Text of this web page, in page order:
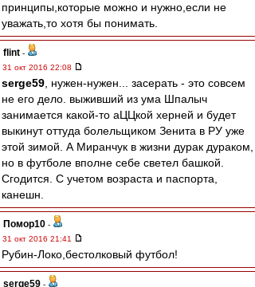
принципы,которые можно и нужно,если не
уважать,то хотя бы понимать.
flint -
31 окт 2016 22:08
serge59 , нужен-нужен... засерать - это совсем
не его дело. выживший из ума Шпалыч
занимается какой-то аЦЦкой херней и будет
выкинут оттуда болельщиком Зенита в РУ уже
этой зимой. А Миранчук в жизни дурак дураком,
но в футболе вполне себе светел башкой.
Сгодится. С учетом возраста и паспорта,
канешн.
Помор10 -
31 окт 2016 21:41
Рубин-Локо,бестолковый футбол!
serge59 -